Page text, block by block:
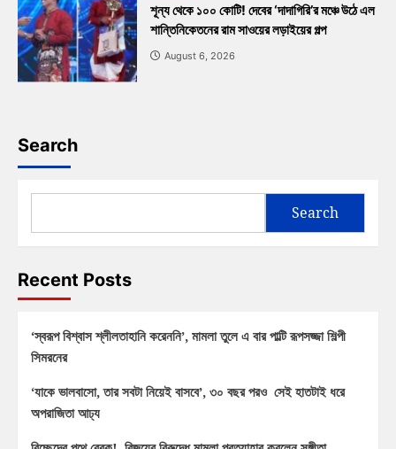
শূন্য থেকে ১০০ কোটি! দেবের ‘দাদাগিরি’র মঞ্চে উঠে এল
শান্তিনিকেতনের রাম সাওয়ের লড়াইয়ের গল্প
August 6, 2026
Search
Search
Recent Posts
‘স্বরূপ বিশ্বাস শ্লীলতাহানি করেননি’, মামলা তুলে এ বার পাল্টি রূপসজ্জা শিল্পী
সিমরনের
‘যাকে ভালবাসো, তার সবটা নিয়েই বাসবে’, ৩০ বছর পরও সেই হাতটাই ধরে
অপরাজিতা আঢ্য